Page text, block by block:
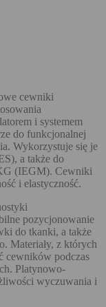
cewniki
i systemem
do funkcjonalnej
Wykorzystuje się je
a także do
(IEGM). Cewniki
i elastyczność.
pozycjonowanie
do tkanki, a także
Materiały, z których
cewników podczas
Platynowo-
wyczuwania i